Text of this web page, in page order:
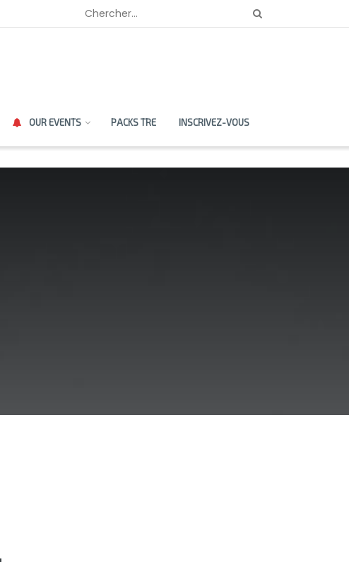
OUR EVENTS PACKS TRE INSCRIVEZ-VOUS